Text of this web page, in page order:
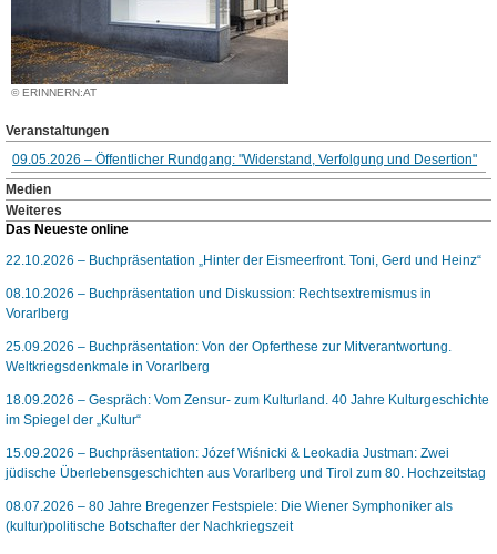
© ERINNERN:AT
Veranstaltungen
09.05.2026 – Öffentlicher Rundgang: "Widerstand, Verfolgung und Desertion"
Medien
Weiteres
Das Neueste online
22.10.2026 – Buchpräsentation „Hinter der Eismeerfront. Toni, Gerd und Heinz“
08.10.2026 – Buchpräsentation und Diskussion: Rechtsextremismus in
Vorarlberg
25.09.2026 – Buchpräsentation: Von der Opferthese zur Mitverantwortung.
Weltkriegsdenkmale in Vorarlberg
18.09.2026 – Gespräch: Vom Zensur- zum Kulturland. 40 Jahre Kulturgeschichte
im Spiegel der „Kultur“
15.09.2026 – Buchpräsentation: Józef Wiśnicki & Leokadia Justman: Zwei
jüdische Überlebensgeschichten aus Vorarlberg und Tirol zum 80. Hochzeitstag
08.07.2026 – 80 Jahre Bregenzer Festspiele: Die Wiener Symphoniker als
(kultur)politische Botschafter der Nachkriegszeit